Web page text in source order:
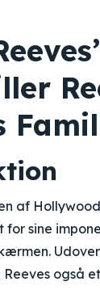
af
for sine
også